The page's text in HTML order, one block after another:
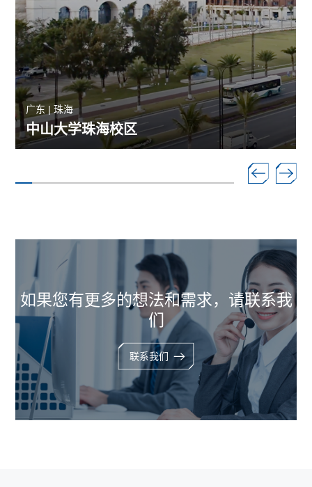
广东 | 珠海
中山大学珠海校区
如果您有更多的想法和需求，请联系我
们
联系我们